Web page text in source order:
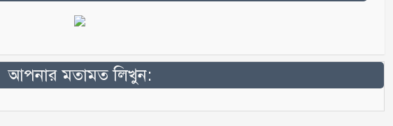
আপনার মতামত লিখুন: